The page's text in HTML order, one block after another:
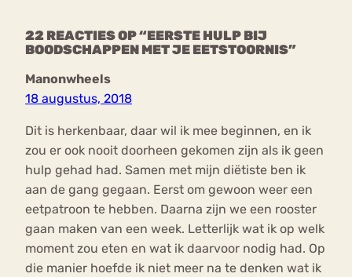
22 REACTIES OP “EERSTE HULP BIJ
BOODSCHAPPEN MET JE EETSTOORNIS”
Manonwheels
18 augustus, 2018
Dit is herkenbaar, daar wil ik mee beginnen, en ik
zou er ook nooit doorheen gekomen zijn als ik geen
hulp gehad had. Samen met mijn diëtiste ben ik
aan de gang gegaan. Eerst om gewoon weer een
eetpatroon te hebben. Daarna zijn we een rooster
gaan maken van een week. Letterlijk wat ik op welk
moment zou eten en wat ik daarvoor nodig had. Op
die manier hoefde ik niet meer na te denken wat ik